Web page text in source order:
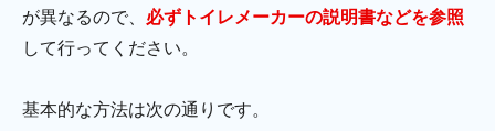
が異なるので、 必ずトイレメーカーの説明書などを参照
して行ってください。
基本的な方法は次の通りです。